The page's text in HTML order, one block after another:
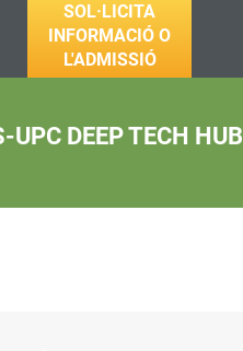
SOL·LICITA
INFORMACIÓ O
L'ADMISSIÓ
UPC DEEP TECH HUB